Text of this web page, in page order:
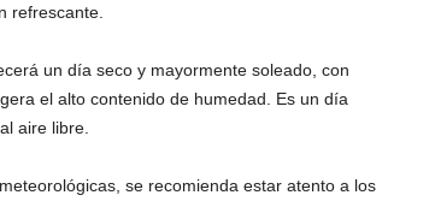
refrescante.
un día seco y mayormente soleado, con
el alto contenido de humedad. Es un día
aire libre.
se recomienda estar atento a los